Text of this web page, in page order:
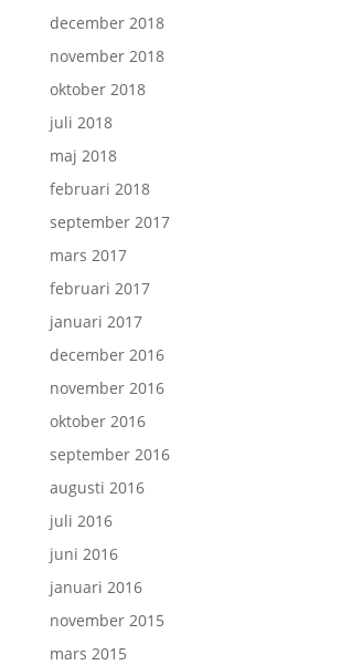
december 2018
november 2018
oktober 2018
juli 2018
maj 2018
februari 2018
september 2017
mars 2017
februari 2017
januari 2017
december 2016
november 2016
oktober 2016
september 2016
augusti 2016
juli 2016
juni 2016
januari 2016
november 2015
mars 2015